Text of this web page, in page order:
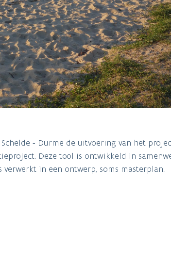
- Durme de uitvoering van het
Deze tool is ontwikkeld in
in een ontwerp, soms masterplan.